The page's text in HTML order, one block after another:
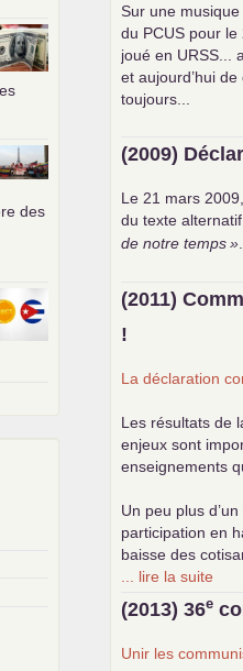
des
Sur une
du PCUS pour le
joué en URSS
et aujourd’hui
toujours...
(2009)
Le 21 mars
du texte
de notre temps »
(2011)
!
La déclaration
Les résultats de
enjeux sont
enseignements
Un peu plus
participation en
baisse des
... lire la suite
(2013) 36e
Unir les